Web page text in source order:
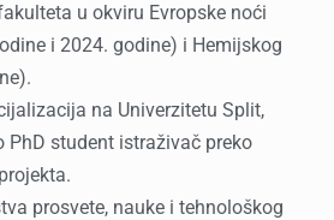
u okviru Evropske noći
i 2024. godine) i Hemijskog
na Univerzitetu Split,
PhD student istraživač preko
prosvete, nauke i tehnološkog